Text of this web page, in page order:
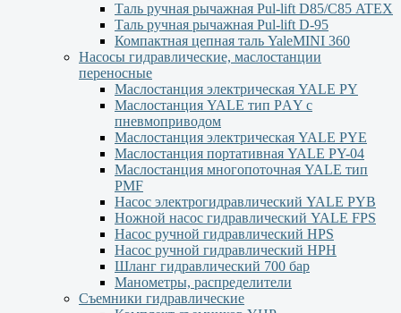
Таль ручная рычажная Pul-lift D85/С85 ATEX
Таль ручная рычажная Pul-lift D-95
Компактная цепная таль YaleMINI 360
Насосы гидравлические, маслостанции
переносные
Маслостанция электрическая YALE PY
Маслостанция YALE тип PАY с
пневмоприводом
Маслостанция электрическая YALE PYЕ
Маслостанция портативная YALE PY-04
Маслостанция многопоточная YALE тип
PMF
Насос электрогидравлический YALE PYB
Ножной насос гидравлический YALE FPS
Насос ручной гидравлический HPS
Насос ручной гидравлический HPН
Шланг гидравлический 700 бар
Манометры, распределители
Съемники гидравлические